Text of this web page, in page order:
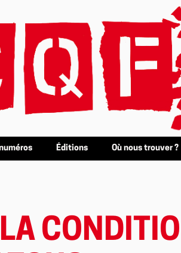
Éditions Où nous trouver ?